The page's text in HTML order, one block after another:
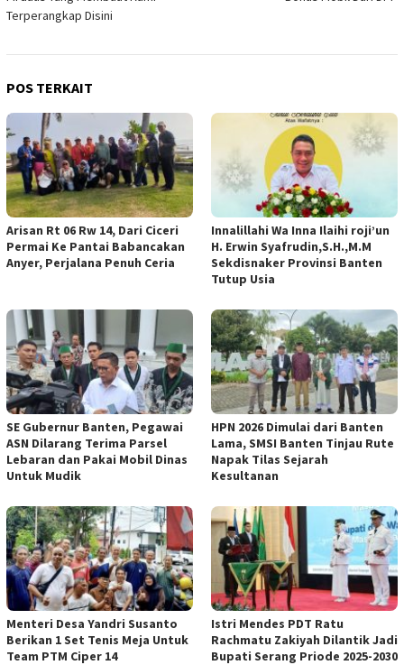
Terperangkap Disini
POS TERKAIT
Arisan Rt 06 Rw 14, Dari Ciceri
Permai Ke Pantai Babancakan
Anyer, Perjalana Penuh Ceria
Innalillahi Wa Inna Ilaihi roji’un
H. Erwin Syafrudin,S.H.,M.M
Sekdisnaker Provinsi Banten
Tutup Usia
SE Gubernur Banten, Pegawai
ASN Dilarang Terima Parsel
Lebaran dan Pakai Mobil Dinas
Untuk Mudik
HPN 2026 Dimulai dari Banten
Lama, SMSI Banten Tinjau Rute
Napak Tilas Sejarah
Kesultanan
Menteri Desa Yandri Susanto
Berikan 1 Set Tenis Meja Untuk
Team PTM Ciper 14
Istri Mendes PDT Ratu
Rachmatu Zakiyah Dilantik Jadi
Bupati Serang Priode 2025-2030